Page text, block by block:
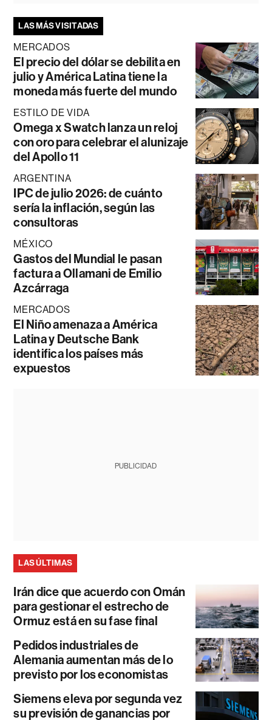
LAS MÁS VISITADAS
MERCADOS
El precio del dólar se debilita en
julio y América Latina tiene la
moneda más fuerte del mundo
ESTILO DE VIDA
Omega x Swatch lanza un reloj
con oro para celebrar el alunizaje
del Apollo 11
ARGENTINA
IPC de julio 2026: de cuánto
sería la inflación, según las
consultoras
MÉXICO
Gastos del Mundial le pasan
factura a Ollamani de Emilio
Azcárraga
MERCADOS
El Niño amenaza a América
Latina y Deutsche Bank
identifica los países más
expuestos
PUBLICIDAD
LAS ÚLTIMAS
Irán dice que acuerdo con Omán
para gestionar el estrecho de
Ormuz está en su fase final
Pedidos industriales de
Alemania aumentan más de lo
previsto por los economistas
Siemens eleva por segunda vez
su previsión de ganancias por